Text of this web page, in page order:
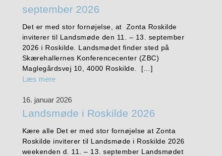
september 2026
Det er med stor fornøjelse, at Zonta Roskilde
inviterer til Landsmøde den 11. – 13. september
2026 i Roskilde. Landsmødet finder sted på
Skærehallernes Konferencecenter (ZBC)
Maglegårdsvej 10, 4000 Roskilde. […]
Læs mere
16. januar 2026
Landsmøde i Roskilde 2026
Kære alle Det er med stor fornøjelse at Zonta
Roskilde inviterer til Landsmøde i Roskilde 2026
weekenden d. 11. – 13. september Landsmødet